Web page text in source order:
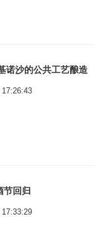
诺沙的公共工艺酿造
17:26:43
节回归
17:33:29